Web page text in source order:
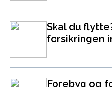
Skal du
forsikringen
Forebyg og